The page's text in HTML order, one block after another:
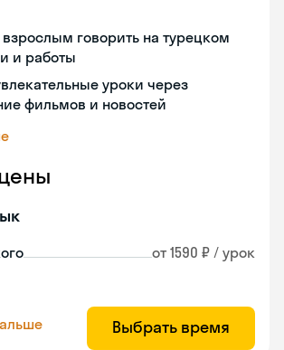
взрослым говорить на турецком
и работы
уроки через
фильмов и новостей
от 1590 ₽ / урок
Выбрать время